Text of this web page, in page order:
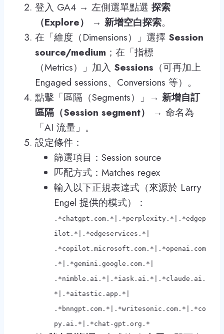
登入 GA4 → 左側選單點選 探索
（Explore）
→ 新增空白探索。
在「維度（Dimensions）」選擇 Session
source/medium ；在「指標
（Metrics）」加入 Sessions （可再加上
Engaged sessions、Conversions 等）。
點擊「區隔（Segments）」→ 新增自訂
區隔（Session segment）
→ 命名為
「AI 流量」。
設定條件：
篩選項目：Session source
匹配方式：Matches regex
輸入以下正規表達式（來源於 Larry
Engel 提供的模式）：
.*chatgpt.com.*|.*perplexity.*|.*edgep
ilot.*|.*edgeservices.*|
.*copilot.microsoft.com.*|.*openai.com
.*|.*gemini.google.com.*|
.*nimble.ai.*|.*iask.ai.*|.*claude.ai.
*|.*aitastic.app.*|
.*bnngpt.com.*|.*writesonic.com.*|.*co
py.ai.*|.*chat-gpt.org.*